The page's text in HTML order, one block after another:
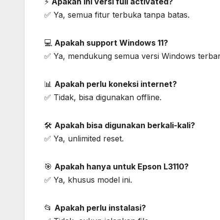
✅ Ya, semua fitur terbuka tanpa batas.
💻 Apakah support Windows 11?
✅ Ya, mendukung semua versi Windows
📊 Apakah perlu koneksi internet?
✅ Tidak, bisa digunakan offline.
🛠️ Apakah bisa digunakan berkali-kali?
✅ Ya, unlimited reset.
🎯 Apakah hanya untuk Epson L3110?
✅ Ya, khusus model ini.
📂 Apakah perlu instalasi?